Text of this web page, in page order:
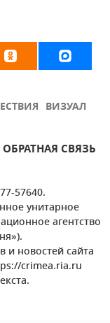
ВИЗУАЛ
ОБРАТНАЯ СВЯЗЬ
57640.
унитарное
агентство
новостей сайта
crimea.ria.ru